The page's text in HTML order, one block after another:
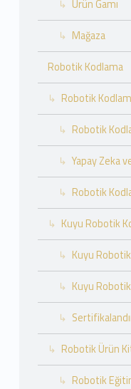
Ürün Gamı
Mağaza
Robotik Kodlama
Robotik
Robotik
Yapay Zeka
Robotik
Kuyu Robotik
Kuyu
Kuyu
Robotik Ürün
Robotik